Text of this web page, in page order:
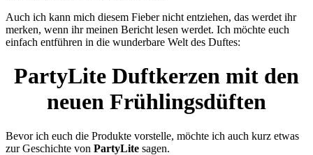
Auch ich kann mich diesem Fieber nicht entziehen, das werdet ihr
merken, wenn ihr meinen Bericht lesen werdet. Ich möchte euch
einfach entführen in die wunderbare Welt des Duftes:
PartyLite Duftkerzen mit den
neuen Frühlingsdüften
Bevor ich euch die Produkte vorstelle, möchte ich auch kurz etwas
zur Geschichte von PartyLite sagen.